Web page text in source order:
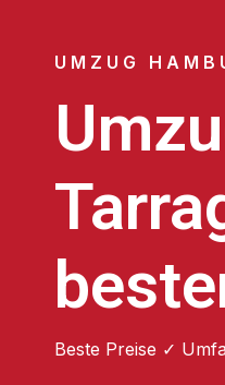
UMZUG
Beste Preise ✓